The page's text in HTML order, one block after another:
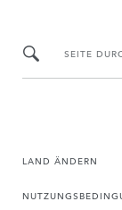
SEITE
LAND ÄNDERN